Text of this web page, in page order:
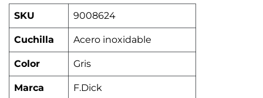
SKU 9008624
Cuchilla Acero inoxidable
Color Gris
Marca F.Dick